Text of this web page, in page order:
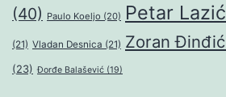
(40) Paulo Koeljo (20) Petar Lazić
(21) Vladan Desnica (21) Zoran Đinđić
(23) Đorđe Balašević (19)